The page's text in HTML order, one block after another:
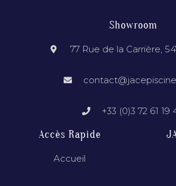
Showroom
77 Rue de la Carrière,
+33 (0)3 72 61 19
Accès Rapide
Accueil